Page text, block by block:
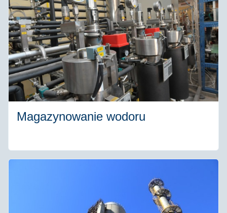
Magazynowanie wodoru